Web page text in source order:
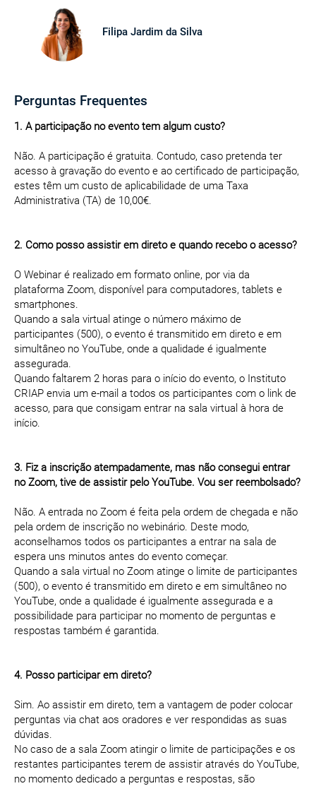
Filipa Jardim da Silva
Perguntas Frequentes
1. A participação no evento tem algum custo?
Não. A participação é gratuita. Contudo, caso pretenda ter
acesso à gravação do evento e ao certificado de participação,
estes têm um custo de aplicabilidade de uma Taxa
Administrativa (TA) de 10,00€.
2. Como posso assistir em direto e quando recebo o acesso?
O Webinar é realizado em formato online, por via da
plataforma Zoom, disponível para computadores, tablets e
smartphones.
Quando a sala virtual atinge o número máximo de
participantes (500), o evento é transmitido em direto e em
simultâneo no YouTube, onde a qualidade é igualmente
assegurada.
Quando faltarem 2 horas para o início do evento, o Instituto
CRIAP envia um e-mail a todos os participantes com o link de
acesso, para que consigam entrar na sala virtual à hora de
início.
3. Fiz a inscrição atempadamente, mas não consegui entrar
no Zoom, tive de assistir pelo YouTube. Vou ser reembolsado?
Não. A entrada no Zoom é feita pela ordem de chegada e não
pela ordem de inscrição no webinário. Deste modo,
aconselhamos todos os participantes a entrar na sala de
espera uns minutos antes do evento começar.
Quando a sala virtual no Zoom atinge o limite de participantes
(500), o evento é transmitido em direto e em simultâneo no
YouTube, onde a qualidade é igualmente assegurada e a
possibilidade para participar no momento de perguntas e
respostas também é garantida.
4. Posso participar em direto?
Sim. Ao assistir em direto, tem a vantagem de poder colocar
perguntas via chat aos oradores e ver respondidas as suas
dúvidas.
No caso de a sala Zoom atingir o limite de participações e os
restantes participantes terem de assistir através do YouTube,
no momento dedicado a perguntas e respostas, são